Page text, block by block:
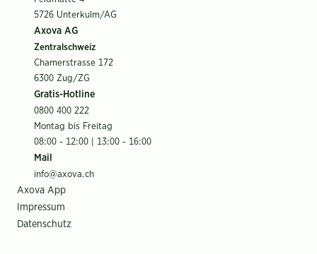
5726 Unterkulm/AG
Axova AG
Zentralschweiz
Chamerstrasse 172
6300 Zug/ZG
Gratis-Hotline
0800 400 222
Montag bis Freitag
08:00 - 12:00 | 13:00 - 16:00
Mail
info@axova.ch
Axova App
Impressum
Datenschutz